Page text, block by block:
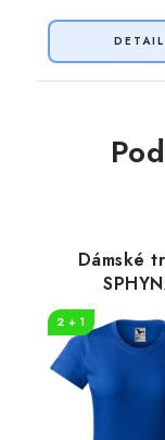
Dámské
2 + 1